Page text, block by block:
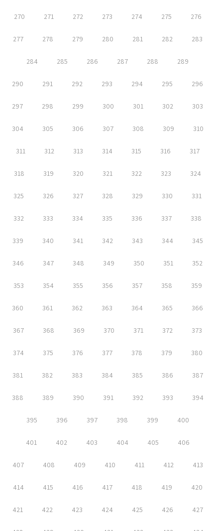
270 271 272 273 274 275 276
277 278 279 280 281 282 283
284 285 286 287 288 289
290 291 292 293 294 295 296
297 298 299 300 301 302 303
304 305 306 307 308 309 310
311 312 313 314 315 316 317
318 319 320 321 322 323 324
325 326 327 328 329 330 331
332 333 334 335 336 337 338
339 340 341 342 343 344 345
346 347 348 349 350 351 352
353 354 355 356 357 358 359
360 361 362 363 364 365 366
367 368 369 370 371 372 373
374 375 376 377 378 379 380
381 382 383 384 385 386 387
388 389 390 391 392 393 394
395 396 397 398 399 400
401 402 403 404 405 406
407 408 409 410 411 412 413
414 415 416 417 418 419 420
421 422 423 424 425 426 427